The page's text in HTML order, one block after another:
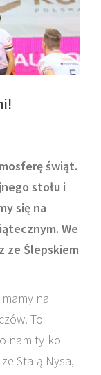
świąt.
stołu i
się na
We
ze Ślepskiem
na
To
nam tylko
Stalą Nysa,